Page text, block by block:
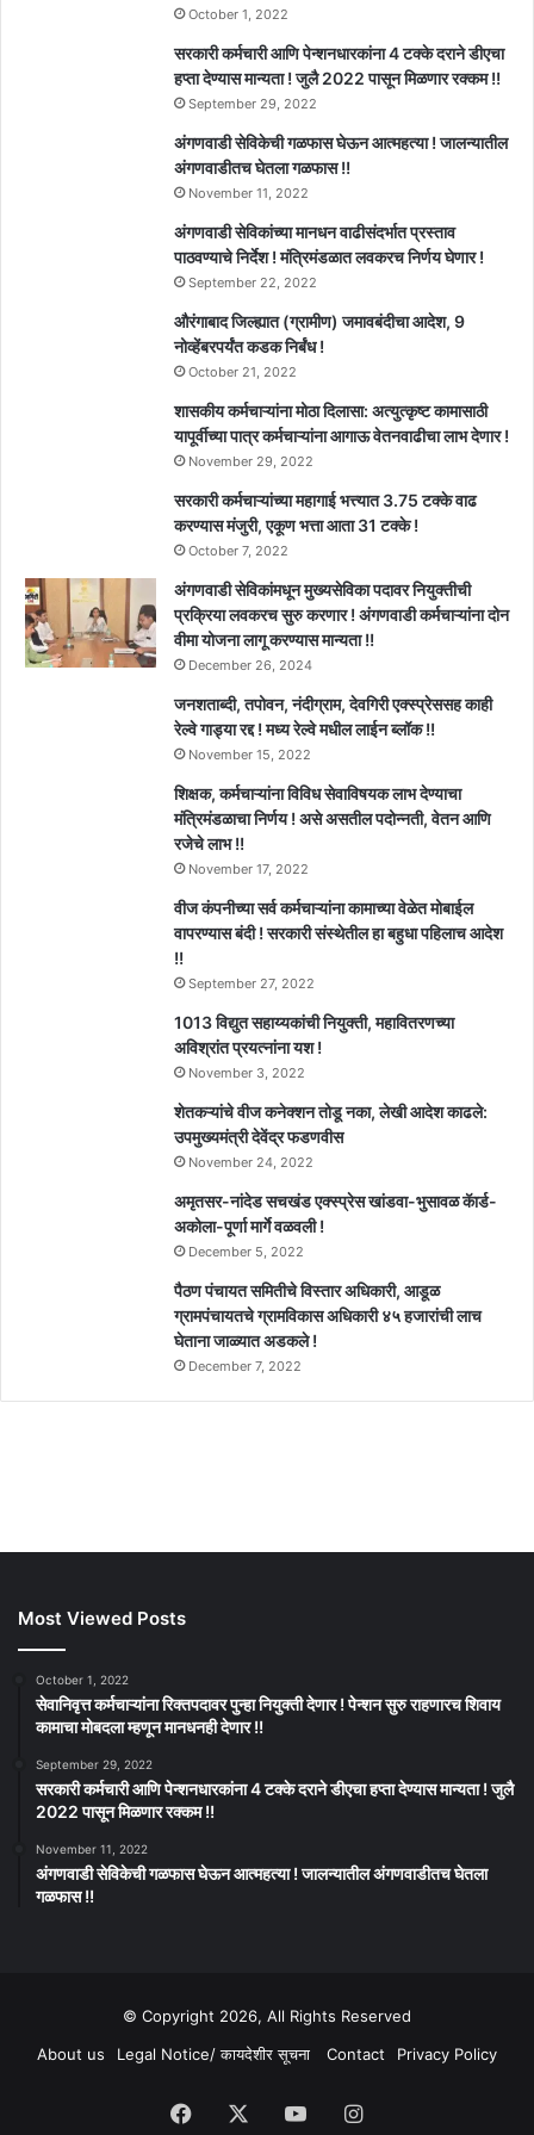
October 1, 2022
सरकारी कर्मचारी आणि पेन्शनधारकांना 4 टक्के दराने डीएचा
हप्ता देण्यास मान्यता ! जुलै 2022 पासून मिळणार रक्कम !!
September 29, 2022
अंगणवाडी सेविकेची गळफास घेऊन आत्महत्या ! जालन्यातील
अंगणवाडीतच घेतला गळफास !!
November 11, 2022
अंगणवाडी सेविकांच्या मानधन वाढीसंदर्भात प्रस्ताव
पाठवण्याचे निर्देश ! मंत्रिमंडळात लवकरच निर्णय घेणार !
September 22, 2022
औरंगाबाद जिल्ह्यात (ग्रामीण) जमावबंदीचा आदेश, 9
नोव्हेंबरपर्यंत कडक निर्बंध !
October 21, 2022
शासकीय कर्मचाऱ्यांना मोठा दिलासा: अत्युत्कृष्ट कामासाठी
यापूर्वीच्या पात्र कर्मचाऱ्यांना आगाऊ वेतनवाढीचा लाभ देणार !
November 29, 2022
सरकारी कर्मचाऱ्यांच्या महागाई भत्त्यात 3.75 टक्के वाढ
करण्यास मंजुरी, एकूण भत्ता आता 31 टक्के !
October 7, 2022
अंगणवाडी सेविकांमधून मुख्यसेविका पदावर नियुक्तीची
प्रक्रिया लवकरच सुरु करणार ! अंगणवाडी कर्मचाऱ्यांना दोन
वीमा योजना लागू करण्यास मान्यता !!
December 26, 2024
जनशताब्दी, तपोवन, नंदीग्राम, देवगिरी एक्स्प्रेससह काही
रेल्वे गाड्या रद्द ! मध्य रेल्वे मधील लाईन ब्लॉक !!
November 15, 2022
शिक्षक, कर्मचाऱ्यांना विविध सेवाविषयक लाभ देण्याचा
मंत्रिमंडळाचा निर्णय ! असे असतील पदोन्नती, वेतन आणि
रजेचे लाभ !!
November 17, 2022
वीज कंपनीच्या सर्व कर्मचाऱ्यांना कामाच्या वेळेत मोबाईल
वापरण्यास बंदी ! सरकारी संस्थेतील हा बहुधा पहिलाच आदेश
!!
September 27, 2022
1013 विद्युत सहाय्यकांची नियुक्ती, महावितरणच्या
अविश्रांत प्रयत्नांना यश !
November 3, 2022
शेतकऱ्यांचे वीज कनेक्शन तोडू नका, लेखी आदेश काढले:
उपमुख्यमंत्री देवेंद्र फडणवीस
November 24, 2022
अमृतसर-नांदेड सचखंड एक्स्प्रेस खांडवा-भुसावळ कॅार्ड-
अकोला-पूर्णा मार्गे वळवली !
December 5, 2022
पैठण पंचायत समितीचे विस्तार अधिकारी, आडूळ
ग्रामपंचायतचे ग्रामविकास अधिकारी ४५ हजारांची लाच
घेताना जाळ्यात अडकले !
December 7, 2022
Most Viewed Posts
October 1, 2022
सेवानिवृत्त कर्मचाऱ्यांना रिक्तपदावर पुन्हा नियुक्ती देणार ! पेन्शन सुरु राहणारच शिवाय
कामाचा मोबदला म्हणून मानधनही देणार !!
September 29, 2022
सरकारी कर्मचारी आणि पेन्शनधारकांना 4 टक्के दराने डीएचा हप्ता देण्यास मान्यता ! जुलै
2022 पासून मिळणार रक्कम !!
November 11, 2022
अंगणवाडी सेविकेची गळफास घेऊन आत्महत्या ! जालन्यातील अंगणवाडीतच घेतला
गळफास !!
© Copyright 2026, All Rights Reserved
About us
Legal Notice/ कायदेशीर सूचना Contact Privacy Policy
Facebook YouTubeInstagram